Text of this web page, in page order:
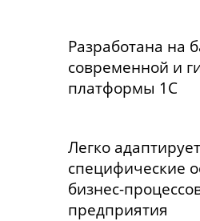
Разработана на
современной и
платформы 1С
Легко
специфические
бизнес-
предприятия